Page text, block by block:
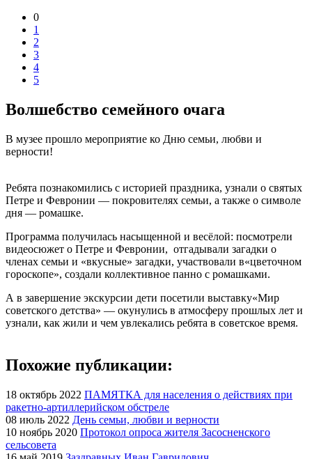
0
1
2
3
4
5
Волшебство семейного очага
В музее прошло мероприятие ко Дню семьи, любви и
верности!
Ребята познакомились с историей праздника, узнали о святых
Петре и Февронии — покровителях семьи, а также о символе
дня — ромашке.
Программа получилась насыщенной и весёлой: посмотрели
видеосюжет о Петре и Февронии, отгадывали загадки о
членах семьи и «вкусные» загадки, участвовали в«цветочном
гороскопе», создали коллективное панно с ромашками.
А в завершение экскурсии дети посетили выставку«Мир
советского детства» — окунулись в атмосферу прошлых лет и
узнали, как жили и чем увлекались ребята в советское время.
Похожие публикации:
18 октябрь 2022 ПАМЯТКА для населения о действиях при
ракетно-артиллерийском обстреле
08 июль 2022 День семьи, любви и верности
10 ноябрь 2020 Протокол опроса жителя Засосненского
сельсовета